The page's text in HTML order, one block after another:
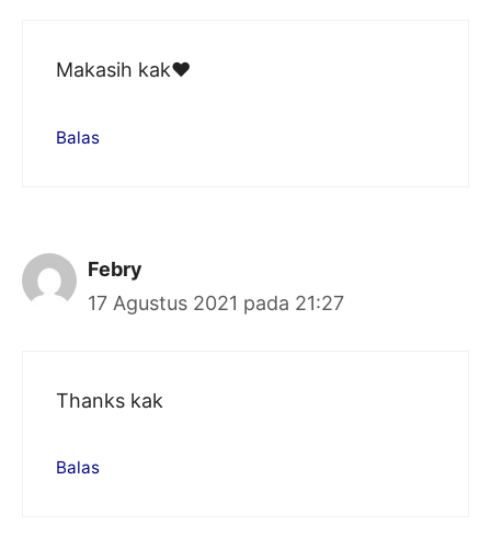
Makasih kak♥
Balas
Febry
17 Agustus 2021 pada 21:27
Thanks kak
Balas